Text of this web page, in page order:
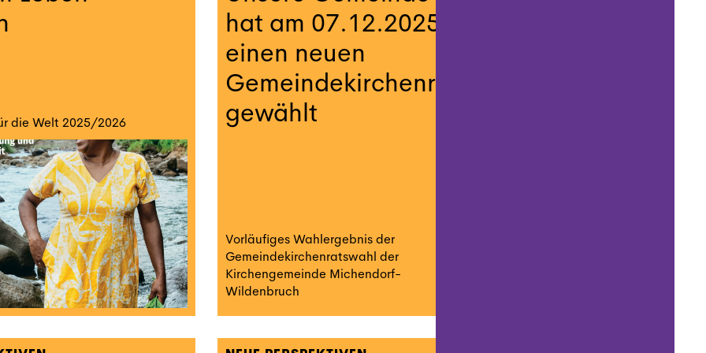
die Welt 2025/2026
hat am 07.12.2025
einen neuen
Gemeindekirchenrat
gewählt
Vorläufiges Wahlergebnis der
Gemeindekirchenratswahl der
Kirchengemeinde Michendorf-
Wildenbruch